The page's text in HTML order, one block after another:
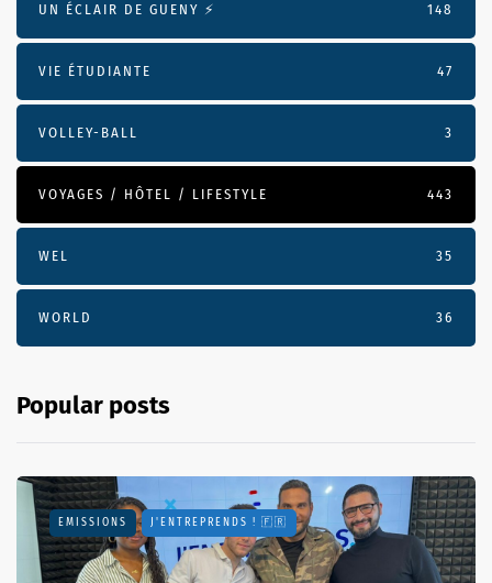
UN ÉCLAIR DE GUENY ⚡️ 148
VIE ÉTUDIANTE 47
VOLLEY-BALL 3
VOYAGES / HÔTEL / LIFESTYLE 443
WEL 35
WORLD 36
Popular posts
EMISSIONS J'ENTREPRENDS ! 🇫🇷